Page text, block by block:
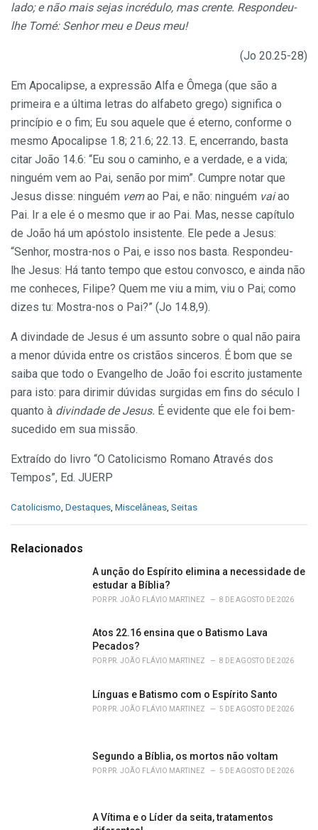
lado; e não mais sejas incrédulo, mas crente. Respondeu-
lhe Tomé: Senhor meu e Deus meu!
(Jo 20.25-28)
Em Apocalipse, a expressão Alfa e Ômega (que são a
primeira e a última letras do alfabeto grego) significa o
princípio e o fim; Eu sou aquele que é eterno, conforme o
mesmo Apocalipse 1.8; 21.6; 22.13. E, encerrando, basta
citar João 14.6: “Eu sou o caminho, e a verdade, e a vida;
ninguém vem ao Pai, senão por mim”. Cumpre notar que
Jesus disse: ninguém vemao Pai, e não: ninguém vaiao
Pai. Ir a ele é o mesmo que ir ao Pai. Mas, nesse capítulo
de João há um apóstolo insistente. Ele pede a Jesus:
“Senhor, mostra-nos o Pai, e isso nos basta. Respondeu-
lhe Jesus: Há tanto tempo que estou convosco, e ainda não
me conheces, Filipe? Quem me viu a mim, viu o Pai; como
dizes tu: Mostra-nos o Pai?” (Jo 14.8,9).
A divindade de Jesus é um assunto sobre o qual não paira
a menor dúvida entre os cristãos sinceros. É bom que se
saiba que todo o Evangelho de João foi escrito justamente
para isto: para dirimir dúvidas surgidas em fins do século I
quanto à divindade de Jesus. É evidente que ele foi bem-
sucedido em sua missão.
Extraído do livro “O Catolicismo Romano Através dos
Tempos”, Ed. JUERP
C
e
Catolicismo, Destaques, Miscelâneas, Seitas
Relacionados
A unção do Espírito elimina a necessidade de
estudar a Bíblia?
POR PR. JOÃO FLÁVIO MARTINEZ 8 DE AGOSTO DE 2026
Atos 22.16 ensina que o Batismo Lava
Pecados?
POR PR. JOÃO FLÁVIO MARTINEZ 8 DE AGOSTO DE 2026
Línguas e Batismo com o Espírito Santo
POR PR. JOÃO FLÁVIO MARTINEZ 5 DE AGOSTO DE 2026
Segundo a Bíblia, os mortos não voltam
POR PR. JOÃO FLÁVIO MARTINEZ 5 DE AGOSTO DE 2026
A Vítima e o Líder da seita, tratamentos